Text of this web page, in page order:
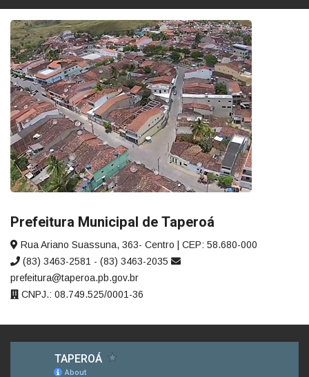
Prefeitura Municipal de Taperoá
Rua Ariano Suassuna, 363- Centro | CEP: 58.680-000
(83) 3463-2581 - (83) 3463-2035
prefeitura@taperoa.pb.gov.br
CNPJ.: 08.749.525/0001-36